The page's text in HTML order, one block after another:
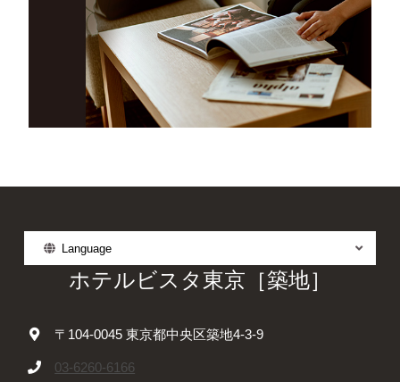
Language
ホテルビスタ東京［築地］
〒104-0045 東京都中央区築地4-3-9
03-6260-6166